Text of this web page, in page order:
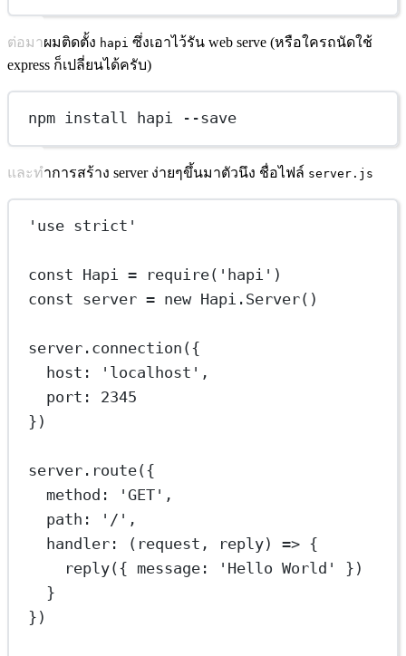
ต่อมาผมติดตั้ง hapi ซึ่งเอาไว้รัน web serve (หรือใครถนัดใช้
express ก็เปลี่ยนได้ครับ)
npm install hapi --save
และทำการสร้าง server ง่ายๆขึ้นมาตัวนึง ชื่อไฟล์ server.js
'use strict'
const Hapi = require( 'hapi' )
const server = new Hapi. Server()
server. connection ({
host:
'localhost' ,
port: 2345
})
server. route({
method:
'GET' ,
path:
'/' ,
handler : ( request , reply) => {
reply({ message: 'Hello World'
})
}
})